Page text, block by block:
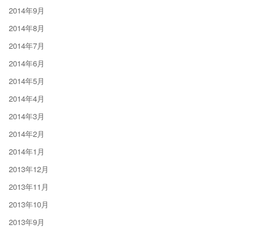
2014年9月
2014年8月
2014年7月
2014年6月
2014年5月
2014年4月
2014年3月
2014年2月
2014年1月
2013年12月
2013年11月
2013年10月
2013年9月